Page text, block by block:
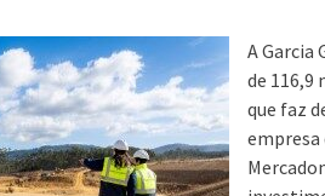
A Garcia
de 116,9
que faz
empresa